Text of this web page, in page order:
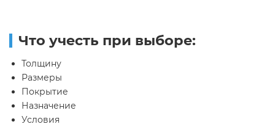
Что учесть при выборе:
Толщину
Размеры
Покрытие
Назначение
Условия